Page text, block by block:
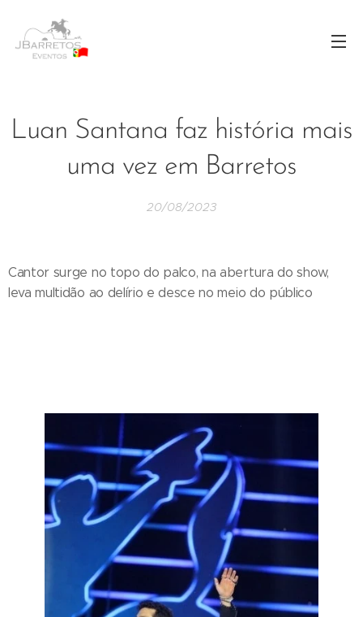
Luan Santana faz história mais
uma vez em Barretos
20/08/2023
Cantor surge no topo do palco, na abertura do show,
leva multidão ao delírio e desce no meio do público